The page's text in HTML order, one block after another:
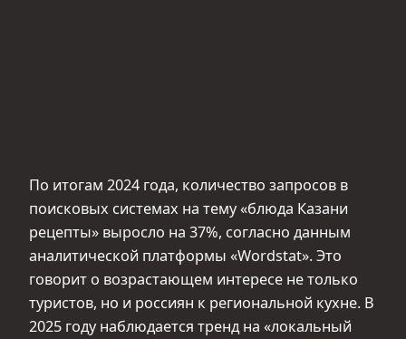
По итогам 2024 года, количество запросов в
поисковых системах на тему «блюда Казани
рецепты» выросло на 37%, согласно данным
аналитической платформы «Wordstat». Это
говорит о возрастающем интересе не только
туристов, но и россиян к региональной кухне. В
2025 году наблюдается тренд на «локальный